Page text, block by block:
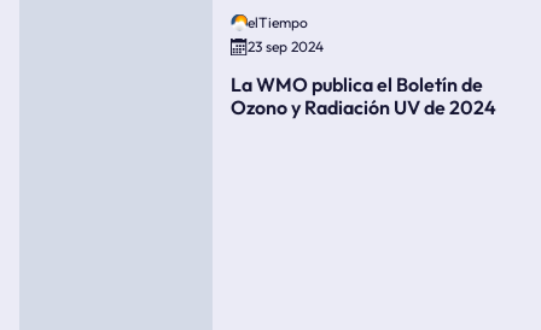
elTiempo
23 sep 2024
La WMO publica el Boletín de
Ozono y Radiación UV de 2024